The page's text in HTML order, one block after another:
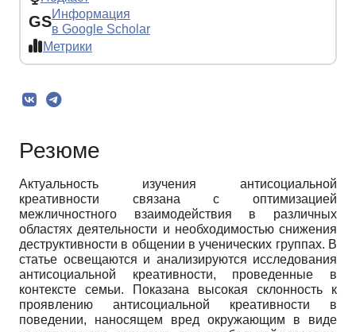
GSИнформация
в Google Scholar
Метрики
Резюме
Актуальность изучения антисоциальной
креативности связана с оптимизацией
межличностного взаимодействия в различных
областях деятельности и необходимостью снижения
деструктивности в общении в ученических группах. В
статье освещаются и анализируются исследования
антисоциальной креативности, проведенные в
контексте семьи. Показана высокая склонность к
проявлению антисоциальной креативности в
поведении, наносящем вред окружающим в виде